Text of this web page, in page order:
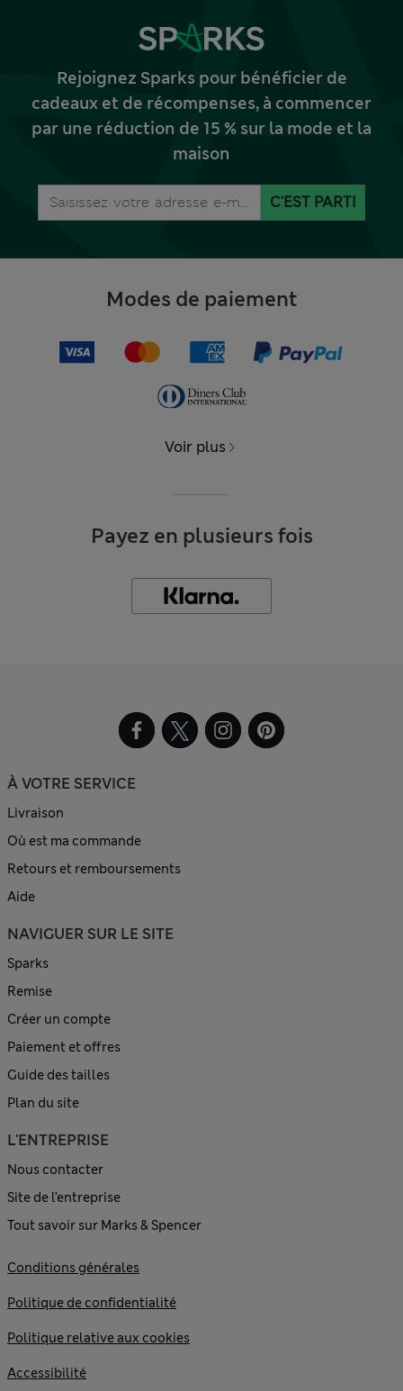
Rejoignez Sparks pour bénéficier de
cadeaux et de récompenses, à commencer
par une réduction de 15 % sur la mode et la
maison
C'EST PARTI
Modes de paiement
Voir plus
Payez en plusieurs fois
À VOTRE SERVICE
Livraison
Où est ma commande
Retours et remboursements
Aide
NAVIGUER SUR LE SITE
Sparks
Remise
Créer un compte
Paiement et offres
Guide des tailles
Plan du site
L'ENTREPRISE
Nous contacter
Site de l’entreprise
Tout savoir sur Marks & Spencer
Conditions générales
Politique de confidentialité
Politique relative aux cookies
Accessibilité